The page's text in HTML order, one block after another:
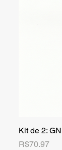
Kit de 2:
Price
R$70.97